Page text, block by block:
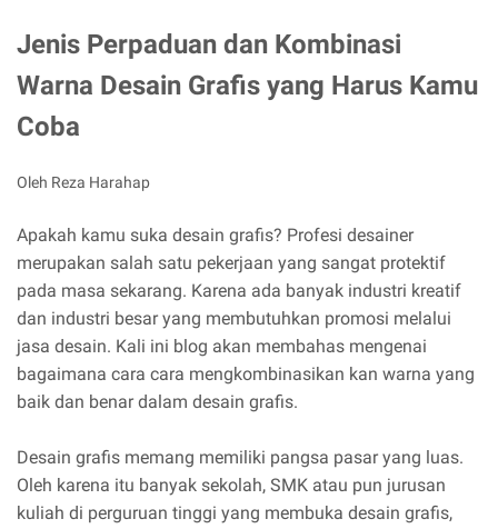
Jenis Perpaduan dan Kombinasi
Warna Desain Grafis yang Harus Kamu
Coba
Oleh Reza Harahap
Apakah kamu suka desain grafis? Profesi desainer
merupakan salah satu pekerjaan yang sangat protektif
pada masa sekarang. Karena ada banyak industri kreatif
dan industri besar yang membutuhkan promosi melalui
jasa desain. Kali ini blog akan membahas mengenai
bagaimana cara cara mengkombinasikan kan warna yang
baik dan benar dalam desain grafis.
Desain grafis memang memiliki pangsa pasar yang luas.
Oleh karena itu banyak sekolah, SMK atau pun jurusan
kuliah di perguruan tinggi yang membuka desain grafis,